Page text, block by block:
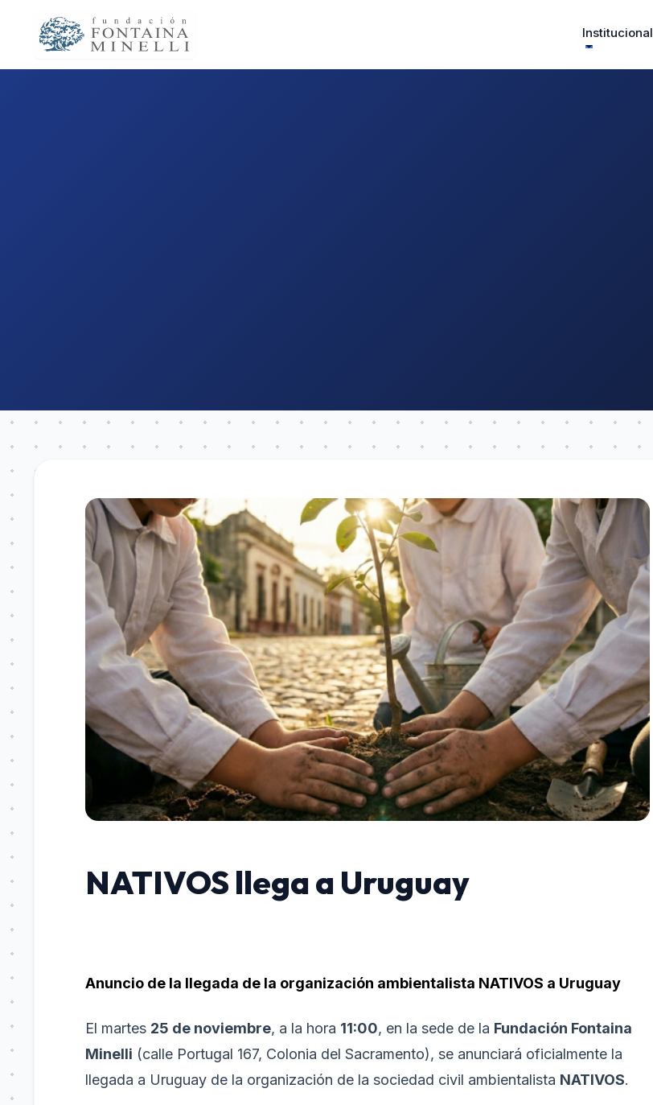
Institucional
NATIVOS llega a Uruguay
Anuncio de la llegada de la organización ambientalista NATIVOS a Uruguay
El martes 25 de noviembre, a la hora 11:00, en la sede de la Fundación Fontaina
Minelli (calle Portugal 167, Colonia del Sacramento), se anunciará oficialmente la
llegada a Uruguay de la organización de la sociedad civil ambientalista NATIVOS.